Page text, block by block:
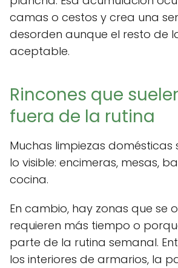
camas o cestos y crea una
desorden aunque el resto de
aceptable.
Rincones que
fuera de la rutina
Muchas limpiezas domésticas
lo visible: encimeras, mesas,
cocina.
En cambio, hay zonas que se
requieren más tiempo o
parte de la rutina semanal.
los interiores de armarios, la